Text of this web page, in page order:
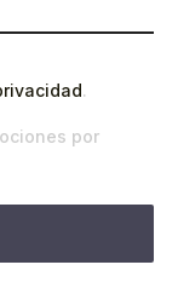
.
por